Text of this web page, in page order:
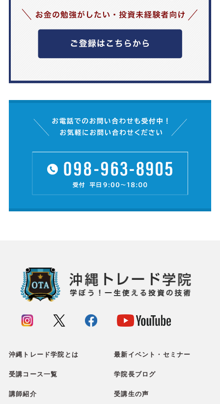
沖縄トレード学院とは 最新イベント・セミナー
受講コース一覧 学院長ブログ
講師紹介 受講生の声